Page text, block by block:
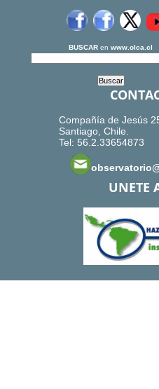
BUSCAR en www.olca.cl
Compañía de Jesús
Santiago, Chile.
Tel: 56.2.33654873
UNETE